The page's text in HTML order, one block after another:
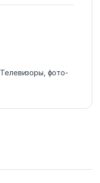
Телевизоры, фото-